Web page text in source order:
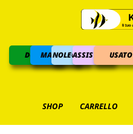
DOLCEMARINO
NOLEGGIOASSISTENZAUSATO
SHOP CARRELLO